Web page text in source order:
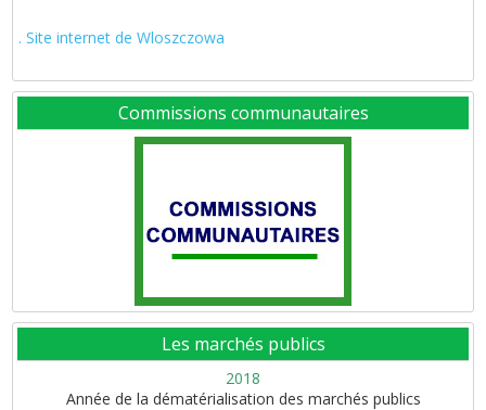
. Site internet de Wloszczowa
Commissions communautaires
Les marchés publics
2018
Année de la dématérialisation des marchés publics